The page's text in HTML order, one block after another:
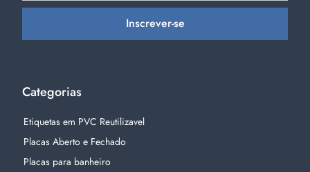
Inscrever-se
Categorias
Etiquetas em PVC Reutilizavel
Placas Aberto e Fechado
Placas para banheiro